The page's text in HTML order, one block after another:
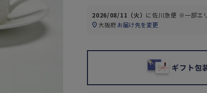
2026/08/11（火） に佐川急便 ※一部エ
大阪府お届け先を変更
ギフト包